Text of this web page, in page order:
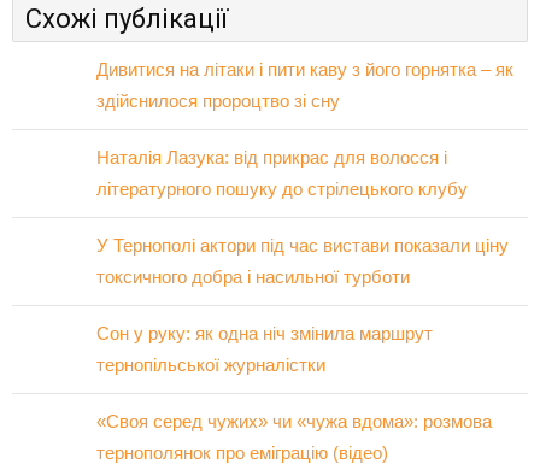
Схожі публікації
Дивитися на літаки і пити каву з його горнятка – як
здійснилося пророцтво зі сну
Наталія Лазука: від прикрас для волосся і
літературного пошуку до стрілецького клубу
У Тернополі актори під час вистави показали ціну
токсичного добра і насильної турботи
Сон у руку: як одна ніч змінила маршрут
тернопільської журналістки
«Своя серед чужих» чи «чужа вдома»: розмова
тернополянок про еміграцію (відео)